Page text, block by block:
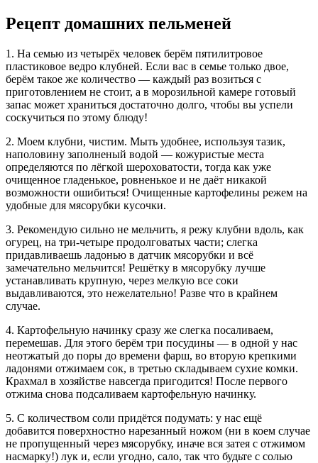
Рецепт домашних пельменей
1. На семью из четырёх человек берём пятилитровое
пластиковое ведро клубней. Если вас в семье только двое,
берём такое же количество — каждый раз возиться с
приготовлением не стоит, а в морозильной камере готовый
запас может храниться достаточно долго, чтобы вы успели
соскучиться по этому блюду!
2. Моем клубни, чистим. Мыть удобнее, используя тазик,
наполовину заполненый водой — кожуристые места
определяются по лёгкой шероховатости, тогда как уже
очищенное гладенькое, ровненькое и не даёт никакой
возможности ошибиться! Очищенные картофелины режем на
удобные для мясорубки кусочки.
3. Рекомендую сильно не мельчить, я режу клубни вдоль, как
огурец, на три-четыре продолговатых части; слегка
придавливаешь ладонью в датчик мясорубки и всё
замечательно мельчится! Решётку в мясорубку лучше
устанавливать крупную, через мелкую все соки
выдавливаются, это нежелательно! Разве что в крайнем
случае.
4. Картофельную начинку сразу же слегка посаливаем,
перемешав. Для этого берём три посудины — в одной у нас
неотжатый до поры до времени фарш, во вторую крепкими
ладонями отжимаем сок, в третью складываем сухие комки.
Крахмал в хозяйстве навсегда пригодится! После первого
отжима снова подсаливаем картофельную начинку.
5. С количеством соли придётся подумать: у нас ещё
добавится поверхностно нарезанный ножом (ни в коем случае
не пропущенный через мясорубку, иначе вся затея с отжимом
насмарку!) лук и, если угодно, сало, так что будьте с солью